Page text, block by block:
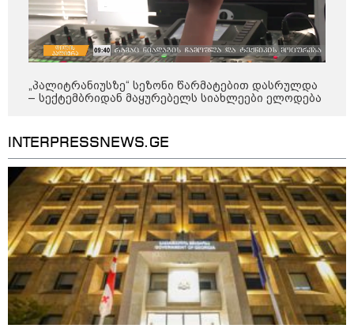
დადგომამდე
ხელში აღმოჩნდება: ვინ
გამდიდრდება?
როგორ ჩავიცვათ 40 წლის
შემდეგ: მილიონერების
სტილისტის 8 ოქროს წესი და
აუცილებელი სამოსი
მსოფლიო
„პალიტრანიუსზე“ სეზონი წარმატებით დასრულდა
– სექტემბრიდან მაყურებელს სიახლეები ელოდება
INTERPRESSNEWS.GE